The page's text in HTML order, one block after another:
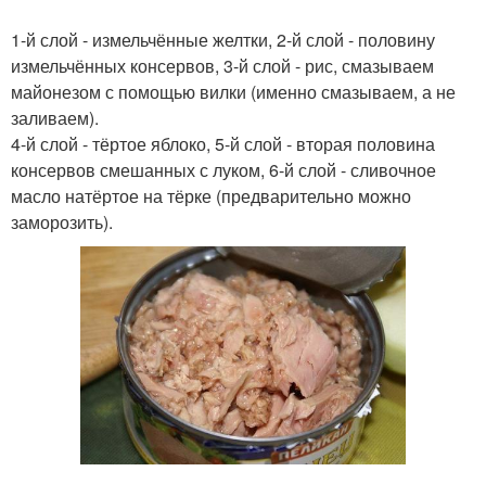
1-й слой - измельчённые желтки, 2-й слой - половину
измельчённых консервов, 3-й слой - рис, смазываем
майонезом с помощью вилки (именно смазываем, а не
заливаем).
4-й слой - тёртое яблоко, 5-й слой - вторая половина
консервов смешанных с луком, 6-й слой - сливочное
масло натёртое на тёрке (предварительно можно
заморозить).